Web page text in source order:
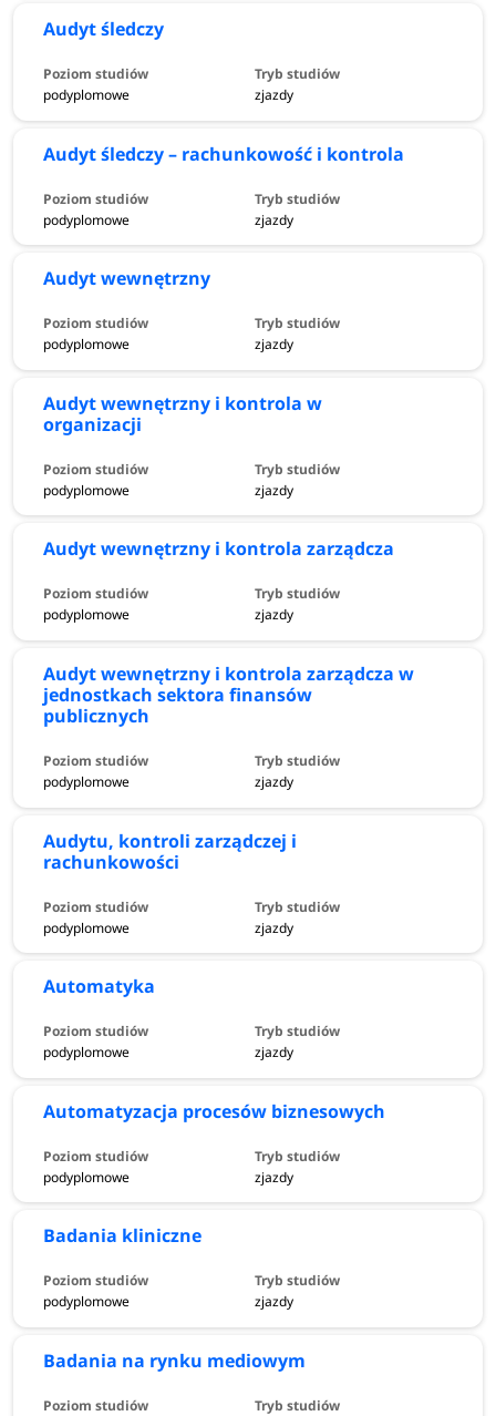
Audyt śledczy
podyplomowe zjazdy
Audyt śledczy – rachunkowość i kontrola
podyplomowe zjazdy
Audyt wewnętrzny
podyplomowe zjazdy
Audyt wewnętrzny i kontrola w
organizacji
podyplomowe zjazdy
Audyt wewnętrzny i kontrola zarządcza
podyplomowe zjazdy
Audyt wewnętrzny i kontrola zarządcza w
jednostkach sektora finansów
publicznych
podyplomowe zjazdy
Audytu, kontroli zarządczej i
rachunkowości
podyplomowe zjazdy
Automatyka
podyplomowe zjazdy
Automatyzacja procesów biznesowych
podyplomowe zjazdy
Badania kliniczne
podyplomowe zjazdy
Badania na rynku mediowym